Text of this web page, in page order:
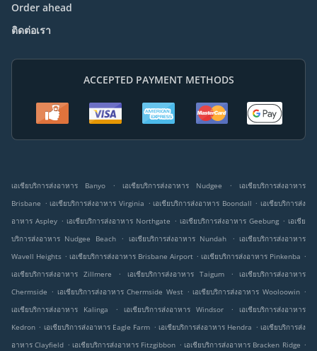
Order ahead
ติดต่อเรา
ACCEPTED PAYMENT METHODS
เอเชียบริการส่งอาหาร Banyo . เอเชียบริการส่งอาหาร Nudgee .
เอเชียบริการส่งอาหาร
Brisbane . เอเชียบริการส่งอาหาร Virginia . เอเชียบริการส่งอาหาร Boondall . เอเชียบริการส่ง
อาหาร Aspley . เอเชียบริการส่งอาหาร Northgate . เอเชียบริการส่งอาหาร Geebung . เอเชีย
บริการส่งอาหาร Nudgee Beach
. เอเชียบริการส่งอาหาร Nundah . เอเชียบริการส่งอาหาร
Wavell Heights . เอเชียบริการส่งอาหาร Brisbane Airport . เอเชียบริการส่งอาหาร Pinkenba .
เอเชียบริการส่งอาหาร Zillmere
. เอเชียบริการส่งอาหาร Taigum .
เอเชียบริการส่งอาหาร
Chermside . เอเชียบริการส่งอาหาร Chermside West . เอเชียบริการส่งอาหาร Wooloowin .
เอเชียบริการส่งอาหาร Kalinga
. เอเชียบริการส่งอาหาร Windsor .
เอเชียบริการส่งอาหาร
Kedron . เอเชียบริการส่งอาหาร Eagle Farm . เอเชียบริการส่งอาหาร Hendra . เอเชียบริการส่ง
อาหาร Clayfield . เอเชียบริการส่งอาหาร Fitzgibbon . เอเชียบริการส่งอาหาร Bracken Ridge .